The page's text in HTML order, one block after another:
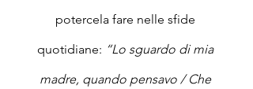
potercela fare nelle sfide
quotidiane: “Lo sguardo di mia
madre, quando pensavo / Che